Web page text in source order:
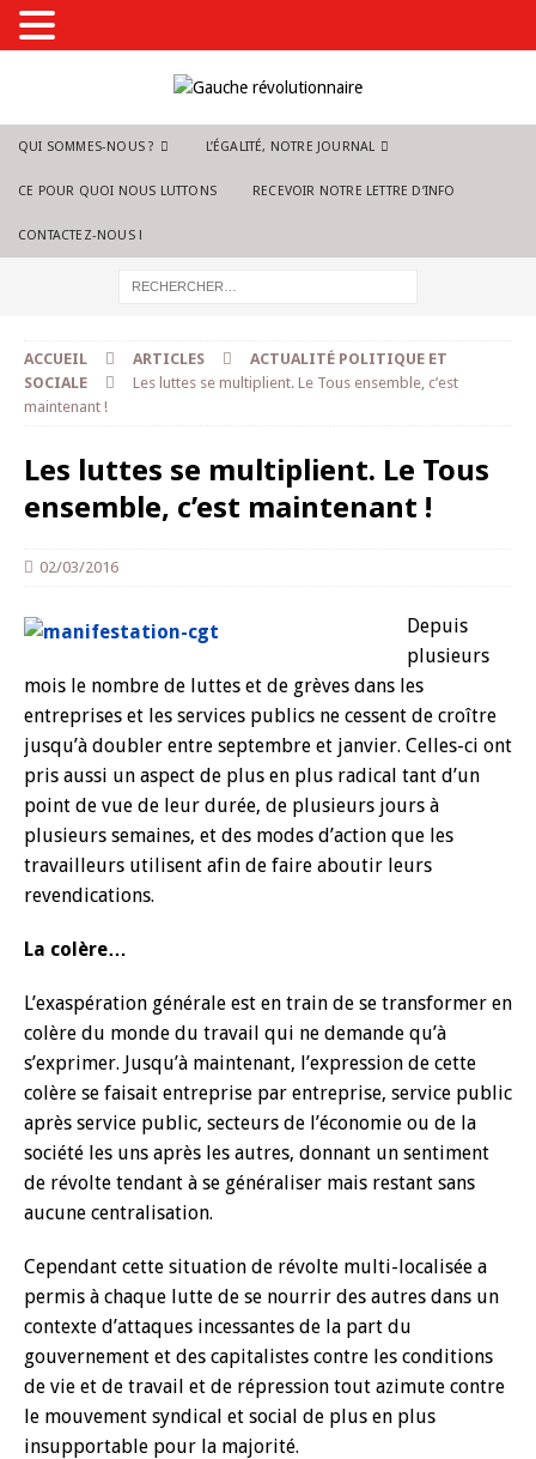
QUI SOMMES-NOUS ? L’ÉGALITÉ, NOTRE JOURNAL
CE POUR QUOI NOUS LUTTONS RECEVOIR NOTRE LETTRE D’INFO
CONTACTEZ-NOUS !
ACCUEIL ARTICLES
ACTUALITÉ POLITIQUE ET
SOCIALE
Les luttes se multiplient. Le Tous ensemble, c’est
maintenant !
Les luttes se multiplient. Le Tous
ensemble, c’est maintenant !
02/03/2016
Depuis
plusieurs
mois le nombre de luttes et de grèves dans les
entreprises et les services publics ne cessent de croître
jusqu’à doubler entre septembre et janvier. Celles-ci ont
pris aussi un aspect de plus en plus radical tant d’un
point de vue de leur durée, de plusieurs jours à
plusieurs semaines, et des modes d’action que les
travailleurs utilisent afin de faire aboutir leurs
revendications.
La colère…
L’exaspération générale est en train de se transformer en
colère du monde du travail qui ne demande qu’à
s’exprimer. Jusqu’à maintenant, l’expression de cette
colère se faisait entreprise par entreprise, service public
après service public, secteurs de l’économie ou de la
société les uns après les autres, donnant un sentiment
de révolte tendant à se généraliser mais restant sans
aucune centralisation.
Cependant cette situation de révolte multi-localisée a
permis à chaque lutte de se nourrir des autres dans un
contexte d’attaques incessantes de la part du
gouvernement et des capitalistes contre les conditions
de vie et de travail et de répression tout azimute contre
le mouvement syndical et social de plus en plus
insupportable pour la majorité.